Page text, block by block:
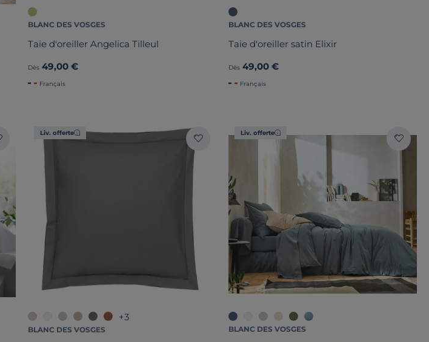
BLANC DES VOSGES
Taie d'oreiller Angelica Tilleul
Dès 49,00 €
Français
BLANC DES VOSGES
Taie d'oreiller satin Elixir
Dès 49,00 €
Français
Liv. offerte
+3
BLANC DES VOSGES
Liv. offerte
BLANC DES VOSGES